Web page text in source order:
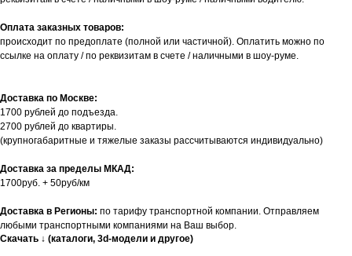
Оплата заказных товаров:
происходит по предоплате (полной или частичной). Оплатить можно по
ссылке на оплату / по реквизитам в счете / наличными в шоу-руме.
Доставка по Москве:
1700 рублей до подъезда.
2700 рублей до квартиры.
(крупногабаритные и тяжелые заказы рассчитываются индивидуально)
Доставка за пределы МКАД:
1700руб. + 50руб/км
Доставка в Регионы: по тарифу транспортной компании. Отправляем
любыми транспортными компаниями на Ваш выбор.
Скачать ↓ (каталоги, 3d-модели и другое)